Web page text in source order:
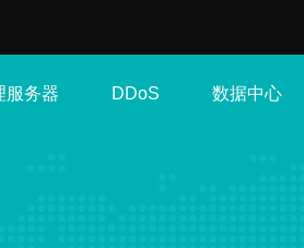
服务器 DDoS 数据中心